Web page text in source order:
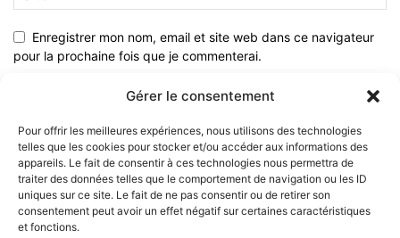
Gérer le consentement
Pour offrir les meilleures expériences, nous utilisons des technologies
telles que les cookies pour stocker et/ou accéder aux informations des
appareils. Le fait de consentir à ces technologies nous permettra de
traiter des données telles que le comportement de navigation ou les ID
uniques sur ce site. Le fait de ne pas consentir ou de retirer son
consentement peut avoir un effet négatif sur certaines caractéristiques
et fonctions.
Enregistrer mon nom, email et site web dans ce navigateur
pour la prochaine fois que je commenterai.